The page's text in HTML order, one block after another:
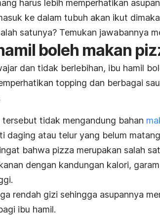
harus lebih memperhatikan
ke dalam tubuh akan ikut
satunya? Temukan jawabannya
boleh makan
dan tidak berlebihan, ibu hamil
topping dan berbagai
tersebut tidak mengandung bahan
daging atau telur yang belum
bahwa pizza merupakan salah
dengan kandungan kalori,
rendah gizi sehingga asupannya
ibu hamil.